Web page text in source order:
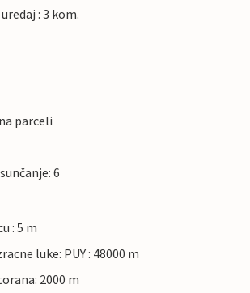
: 3 kom.
parceli
6
: 5 m
luke: PUY : 48000 m
2000 m